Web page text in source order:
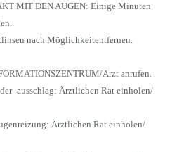
MIT DEN AUGEN: Einige Minuten
nach Möglichkeitentfernen.
Arzt anrufen.
-ausschlag: Ärztlichen Rat einholen/
Ärztlichen Rat einholen/